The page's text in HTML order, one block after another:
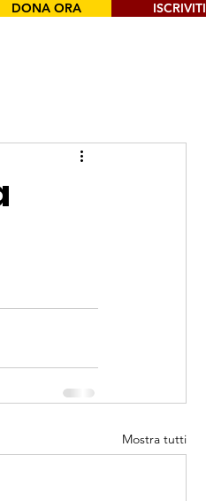
DONA ORA ISCRIVITI
Mostra tutti